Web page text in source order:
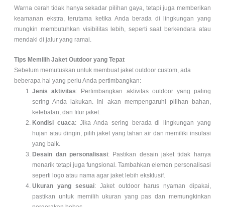
Warna cerah tidak hanya sekadar pilihan gaya, tetapi juga memberikan
keamanan ekstra, terutama ketika Anda berada di lingkungan yang
mungkin membutuhkan visibilitas lebih, seperti saat berkendara atau
mendaki di jalur yang ramai.
Tips Memilih Jaket Outdoor yang Tepat
Sebelum memutuskan untuk membuat jaket outdoor custom, ada
beberapa hal yang perlu Anda pertimbangkan:
Jenis aktivitas: Pertimbangkan aktivitas outdoor yang paling
sering Anda lakukan. Ini akan mempengaruhi pilihan bahan,
ketebalan, dan fitur jaket.
Kondisi cuaca: Jika Anda sering berada di lingkungan yang
hujan atau dingin, pilih jaket yang tahan air dan memiliki insulasi
yang baik.
Desain dan personalisasi: Pastikan desain jaket tidak hanya
menarik tetapi juga fungsional. Tambahkan elemen personalisasi
seperti logo atau nama agar jaket lebih eksklusif.
Ukuran yang sesuai: Jaket outdoor harus nyaman dipakai,
pastikan untuk memilih ukuran yang pas dan memungkinkan